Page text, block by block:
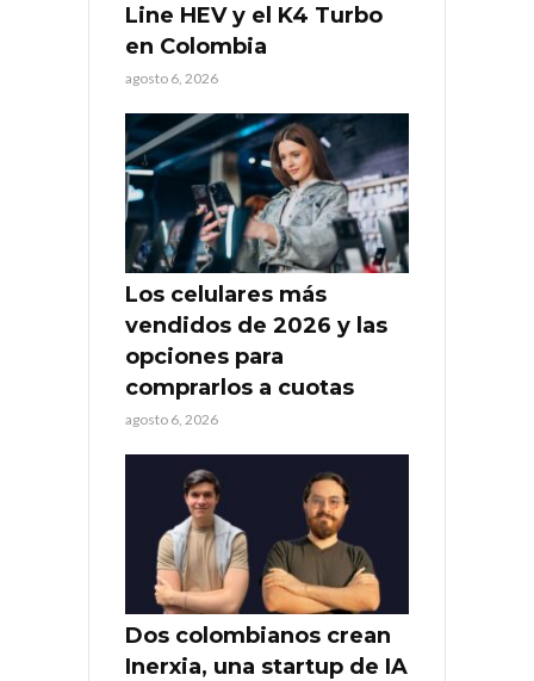
Line HEV y el K4 Turbo
en Colombia
agosto 6, 2026
Los celulares más
vendidos de 2026 y las
opciones para
comprarlos a cuotas
agosto 6, 2026
Dos colombianos crean
Inerxia, una startup de IA